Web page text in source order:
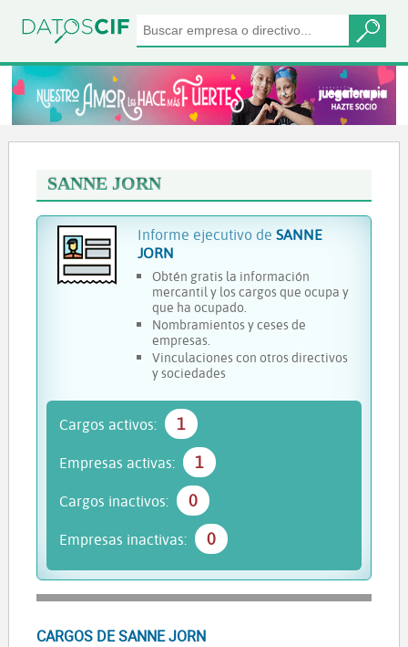
SANNE JORN
Informe ejecutivo de SANNE
JORN
Obtén gratis la información
mercantil y los cargos que ocupa y
que ha ocupado.
Nombramientos y ceses de
empresas.
Vinculaciones con otros directivos
y sociedades
Cargos activos: 1
Empresas activas: 1
Cargos inactivos: 0
Empresas inactivas: 0
CARGOS DE SANNE JORN